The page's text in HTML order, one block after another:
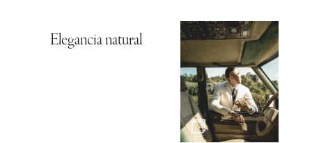
Elegancia natural